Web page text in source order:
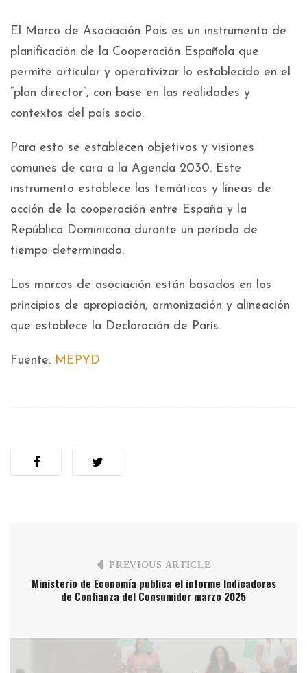
El Marco de Asociación País es un instrumento de
planificación de la Cooperación Española que
permite articular y operativizar lo establecido en el
“plan director”, con base en las realidades y
contextos del país socio.
Para esto se establecen objetivos y visiones
comunes de cara a la Agenda 2030. Este
instrumento establece las temáticas y líneas de
acción de la cooperación entre España y la
República Dominicana durante un período de
tiempo determinado.
Los marcos de asociación están basados en los
principios de apropiación, armonización y alineación
que establece la Declaración de París.
Fuente: MEPYD
PREVIOUS ARTICLE
Ministerio de Economía publica el informe Indicadores
de Confianza del Consumidor marzo 2025